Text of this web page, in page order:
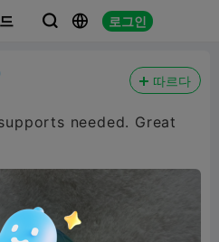
  로그인
따르다
needed. Great